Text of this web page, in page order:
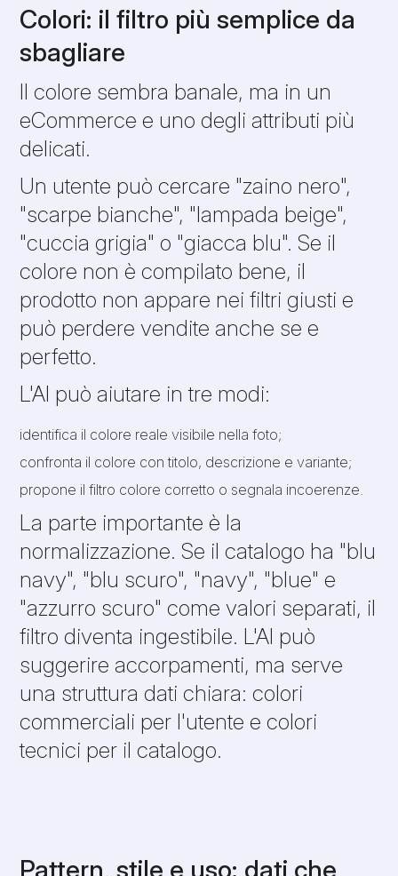
Colori: il filtro più semplice da
sbagliare
Il colore sembra banale, ma in un
eCommerce e uno degli attributi più
delicati.
Un utente può cercare "zaino nero",
"scarpe bianche", "lampada beige",
"cuccia grigia" o "giacca blu". Se il
colore non è compilato bene, il
prodotto non appare nei filtri giusti e
può perdere vendite anche se e
perfetto.
L'AI può aiutare in tre modi:
identifica il colore reale visibile nella foto;
confronta il colore con titolo, descrizione e variante;
propone il filtro colore corretto o segnala incoerenze.
La parte importante è la
normalizzazione. Se il catalogo ha "blu
navy", "blu scuro", "navy", "blue" e
"azzurro scuro" come valori separati, il
filtro diventa ingestibile. L'AI può
suggerire accorpamenti, ma serve
una struttura dati chiara: colori
commerciali per l'utente e colori
tecnici per il catalogo.
Pattern, stile e uso: dati che